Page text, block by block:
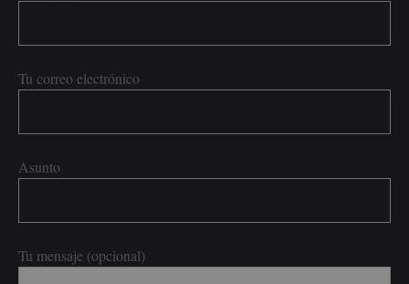
Tu correo electrónico
Asunto
Tu mensaje (opcional)